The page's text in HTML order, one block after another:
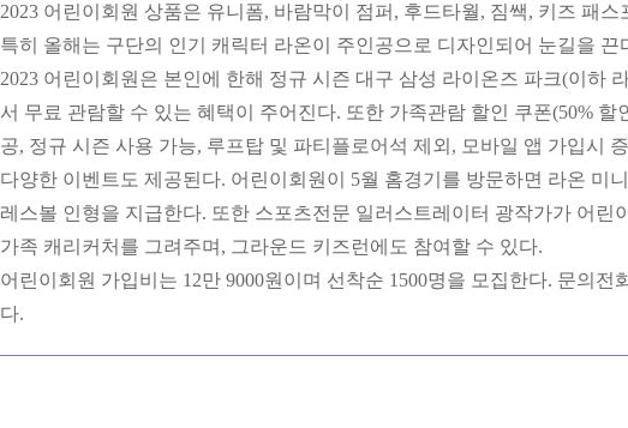
2023 어린이회원 상품은 유니폼, 바람막이 점퍼, 후드타월, 짐쌕, 키즈 패스
특히 올해는 구단의 인기 캐릭터 라온이 주인공으로 디자인되어 눈길을 끈
2023 어린이회원은 본인에 한해 정규 시즌 대구 삼성 라이온즈 파크(이하
서 무료 관람할 수 있는 혜택이 주어진다. 또한 가족관람 할인 쿠폰(50% 할
공, 정규 시즌 사용 가능, 루프탑 및 파티플로어석 제외, 모바일 앱 가입시
다양한 이벤트도 제공된다. 어린이회원이 5월 홈경기를 방문하면 라온 미
레스볼 인형을 지급한다. 또한 스포츠전문 일러스트레이터 광작가가 어린
가족 캐리커처를 그려주며, 그라운드 키즈런에도 참여할 수 있다.
어린이회원 가입비는 12만 9000원이며 선착순 1500명을 모집한다. 문의전화
다.